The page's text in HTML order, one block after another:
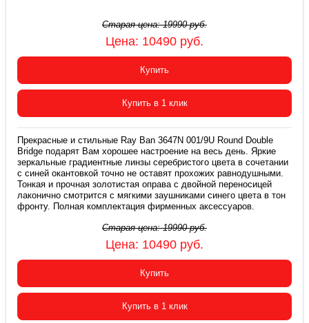
Старая цена:19990руб.
Цена: 10490 руб.
Купить
Купить в 1 клик
Прекрасные и стильные Ray Ban 3647N 001/9U Round Double
Bridge подарят Вам хорошее настроение на весь день. Яркие
зеркальные градиентные линзы серебристого цвета в сочетании
с синей окантовкой точно не оставят прохожих равнодушными.
Тонкая и прочная золотистая оправа с двойной переносицей
лаконично смотрится с мягкими заушниками синего цвета в тон
фронту. Полная комплектация фирменных аксессуаров.
Старая цена:19990руб.
Цена: 10490 руб.
Купить
Купить в 1 клик